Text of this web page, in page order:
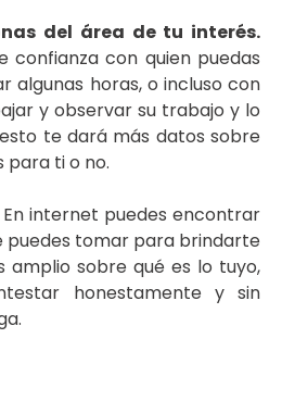
del área de tu interés.
confianza con quien puedas
algunas horas, o incluso con
y observar su trabajo y lo
te dará más datos sobre
para ti o no.
En internet puedes encontrar
puedes tomar para brindarte
amplio sobre qué es lo tuyo,
honestamente y sin